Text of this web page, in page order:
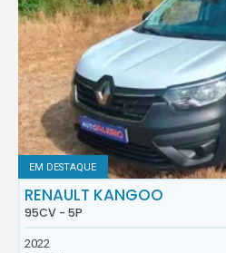
EM DESTAQUE
RENAULT KANGOO
95CV - 5P
2022